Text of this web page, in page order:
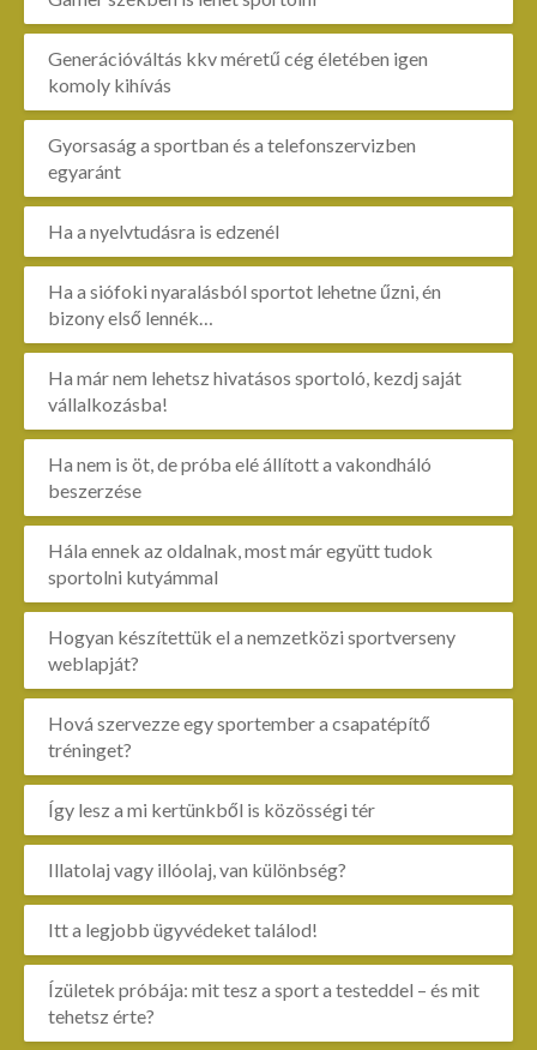
Generációváltás kkv méretű cég életében igen
komoly kihívás
Gyorsaság a sportban és a telefonszervizben
egyaránt
Ha a nyelvtudásra is edzenél
Ha a siófoki nyaralásból sportot lehetne űzni, én
bizony első lennék…
Ha már nem lehetsz hivatásos sportoló, kezdj saját
vállalkozásba!
Ha nem is öt, de próba elé állított a vakondháló
beszerzése
Hála ennek az oldalnak, most már együtt tudok
sportolni kutyámmal
Hogyan készítettük el a nemzetközi sportverseny
weblapját?
Hová szervezze egy sportember a csapatépítő
tréninget?
Így lesz a mi kertünkből is közösségi tér
Illatolaj vagy illóolaj, van különbség?
Itt a legjobb ügyvédeket találod!
Ízületek próbája: mit tesz a sport a testeddel – és mit
tehetsz érte?